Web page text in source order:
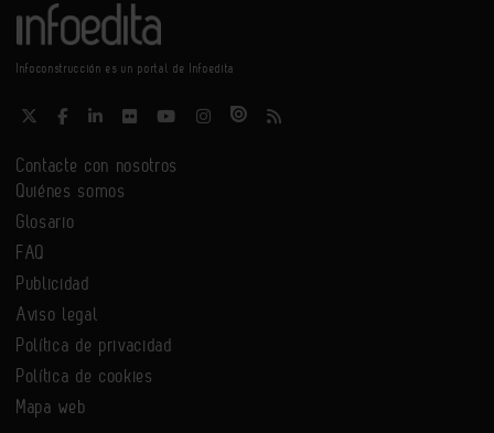
Infoconstrucción es un portal de Infoedita
Contacte con nosotros
Quiénes somos
Glosario
FAQ
Publicidad
Aviso legal
Política de privacidad
Política de cookies
Mapa web